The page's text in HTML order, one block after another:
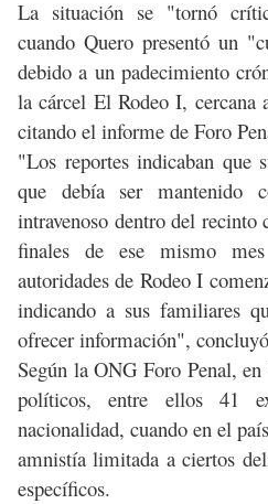
La situación se "tornó
cuando Quero presentó un
debido a un padecimiento
la cárcel El Rodeo I, cercana
citando el informe de Foro
"Los reportes indicaban que
que debía ser mantenido
intravenoso dentro del
finales de ese mismo
autoridades de Rodeo I
indicando a sus familiares
ofrecer información",
Según la ONG Foro Penal, en
políticos, entre ellos 41
nacionalidad, cuando en el
amnistía limitada a ciertos
específicos.